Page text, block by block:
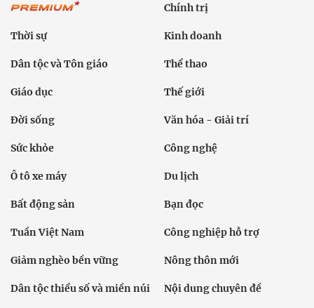
Chính trị
Thời sự Kinh doanh
Dân tộc và Tôn giáo Thể thao
Giáo dục Thế giới
Đời sống Văn hóa - Giải trí
Sức khỏe Công nghệ
Ô tô xe máy Du lịch
Bất động sản Bạn đọc
Tuần Việt Nam Công nghiệp hỗ trợ
Giảm nghèo bền vững Nông thôn mới
Dân tộc thiểu số và miền núi Nội dung chuyên đề